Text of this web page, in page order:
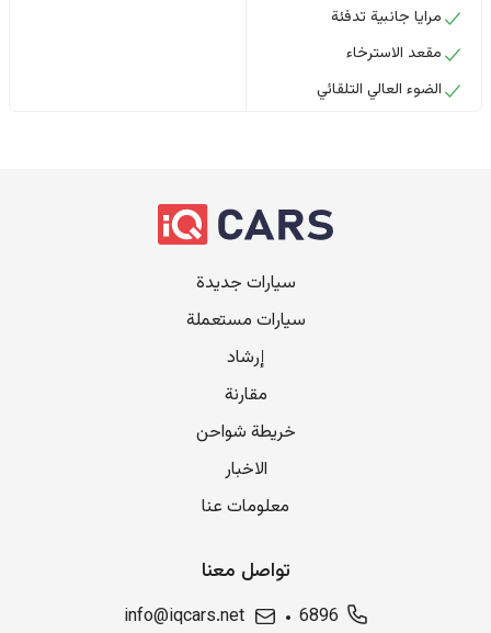
مرايا جانبية تدفئة
مقعد الاسترخاء
الضوء العالي التلقائي
سيارات جديدة
سيارات مستعملة
إرشاد
مقارنة
خريطة شواحن
الاخبار
معلومات عنا
تواصل معنا
6896
info@iqcars.net